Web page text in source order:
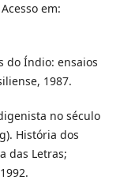
em:
do Índio: ensaios
1987.
no século
História dos
das Letras;